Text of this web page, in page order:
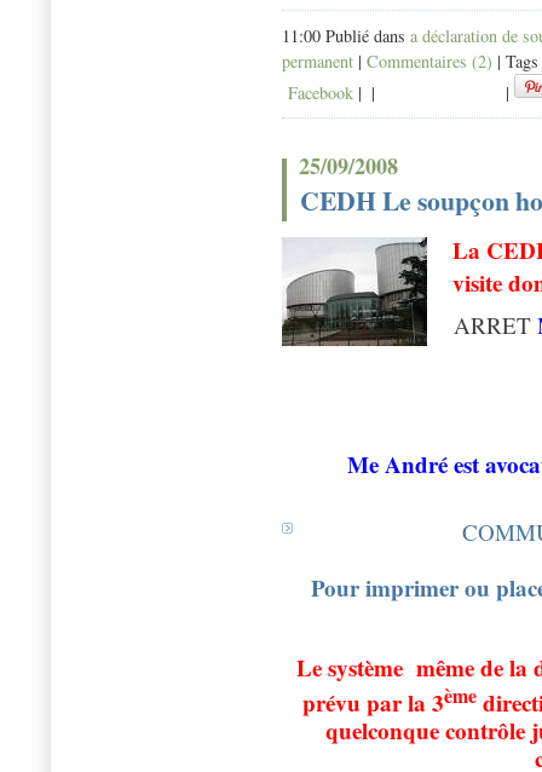
11:00 Publié dans a déclaration de
permanent | Commentaires (2) |
Facebook | | |
25/09/2008
CEDH Le soupçon
La
visite
ARRET
Me André est
Pour imprimer ou
Le système même de
prévu par la 3ème
quelconque contrôle